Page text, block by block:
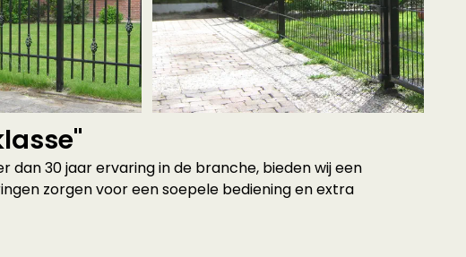
30 jaar ervaring in de branche, bieden wij een
zorgen voor een soepele bediening en extra